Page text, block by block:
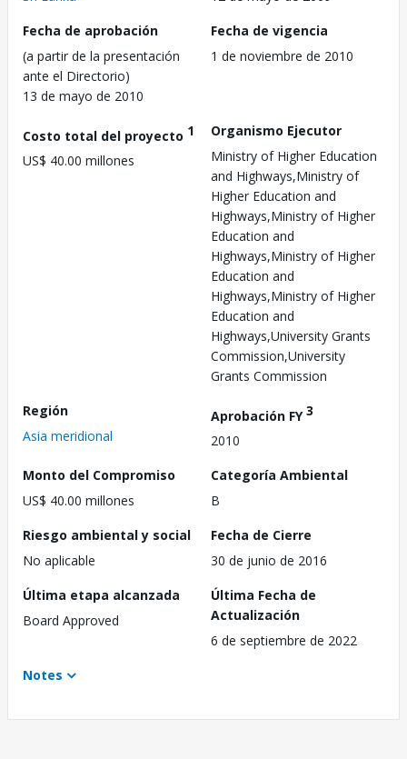
Fecha de aprobación
(a partir de la presentación
ante el Directorio)
13 de mayo de 2010
Fecha de vigencia
1 de noviembre de 2010
Costo total del proyecto 1
US$ 40.00 millones
Organismo Ejecutor
Ministry of Higher Education
and Highways,Ministry of
Higher Education and
Highways,Ministry of Higher
Education and
Highways,Ministry of Higher
Education and
Highways,Ministry of Higher
Education and
Highways,University Grants
Commission,University
Grants Commission
Región
Asia meridional
Aprobación FY3
2010
Monto del Compromiso
US$ 40.00 millones
Categoría Ambiental
B
Riesgo ambiental y social
No aplicable
Fecha de Cierre
30 de junio de 2016
Última etapa alcanzada
Board Approved
Última Fecha de
Actualización
6 de septiembre de 2022
Notes